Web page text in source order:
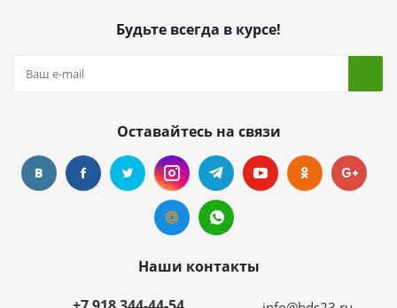
Будьте всегда в курсе!
Оставайтесь на связи
Наши контакты